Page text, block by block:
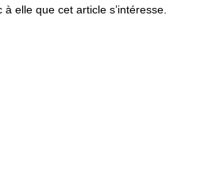
à elle que cet article s’intéresse.